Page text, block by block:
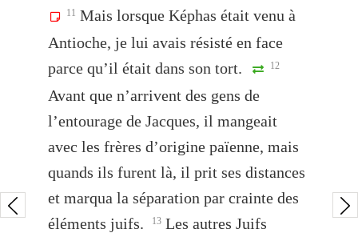
11 Mais lorsque Képhas était venu à
Antioche, je lui avais résisté en face
parce qu’il était dans son tort.
12
Avant que n’arrivent des gens de
l’entourage de Jacques, il mangeait
avec les frères d’origine païenne, mais
quands ils furent là, il prit ses distances
et marqua la séparation par crainte des
éléments juifs.
13 Les autres Juifs